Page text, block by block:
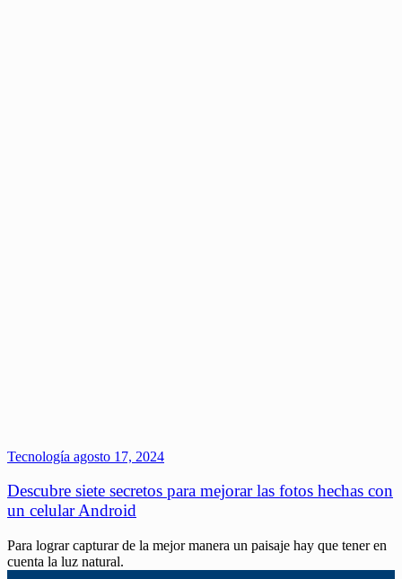
Tecnología agosto 17, 2024
Descubre siete secretos para mejorar las fotos hechas con
un celular Android
Para lograr capturar de la mejor manera un paisaje hay que tener en
cuenta la luz natural.